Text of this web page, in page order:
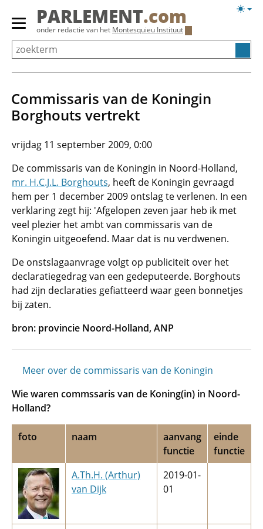
Overslaan
Primair
menu
tonen/verbergen
PARLEMENT.com
onder redactie van het Montesquieu Instituut
Commissaris van de Koningin
Borghouts vertrekt
vrijdag 11 september 2009, 0:00
De commissaris van de Koningin in Noord-Holland,
mr. H.C.J.L. Borghouts, heeft de Koningin gevraagd
hem per 1 december 2009 ontslag te verlenen. In een
verklaring zegt hij: 'Afgelopen zeven jaar heb ik met
veel plezier het ambt van commissaris van de
Koningin uitgeoefend. Maar dat is nu verdwenen.
De onstslagaanvrage volgt op publiciteit over het
declaratiegedrag van een gedeputeerde. Borghouts
had zijn declaraties gefiatteerd waar geen bonnetjes
bij zaten.
bron: provincie Noord-Holland, ANP
Meer over de commissaris van de Koningin
Wie waren commssaris van de Koning(in) in Noord-
Holland?
foto naam
aanvang
functie
einde
functie
A.Th.H. (Arthur)
van Dijk
2019-01-
01